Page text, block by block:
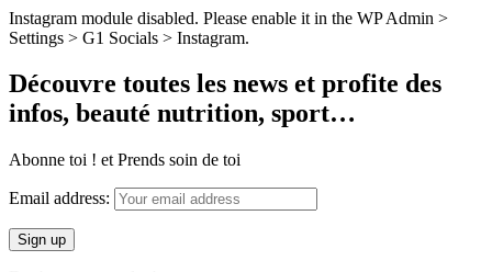
Instagram module disabled. Please enable it in the WP Admin >
Settings > G1 Socials > Instagram.
Découvre toutes les news et profite des
infos, beauté nutrition, sport…
Abonne toi ! et Prends soin de toi
Email address: